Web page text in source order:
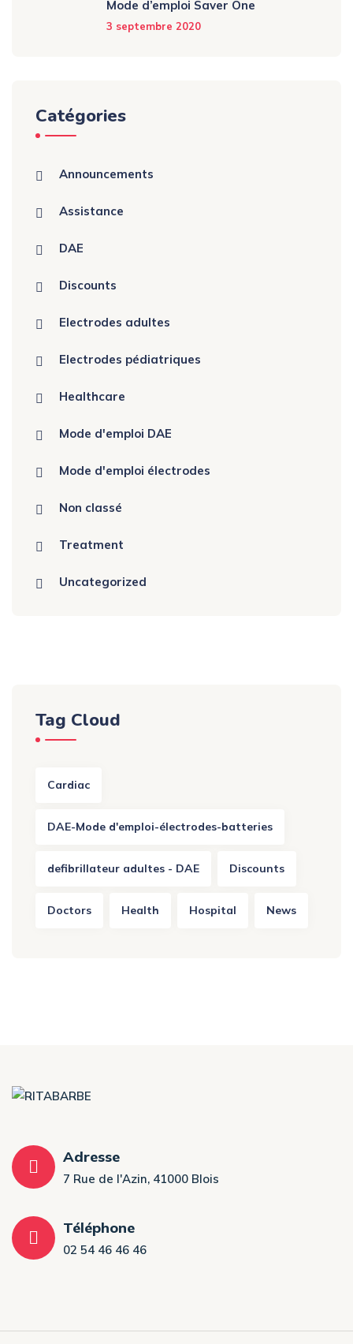
Mode d’emploi Saver One
3 septembre 2020
Catégories
Announcements
Assistance
DAE
Discounts
Electrodes adultes
Electrodes pédiatriques
Healthcare
Mode d'emploi DAE
Mode d'emploi électrodes
Non classé
Treatment
Uncategorized
Tag Cloud
Cardiac
DAE-Mode d'emploi-électrodes-batteries
defibrillateur adultes - DAE Discounts
Doctors Health Hospital News
Adresse
7 Rue de l'Azin, 41000 Blois
Téléphone
02 54 46 46 46